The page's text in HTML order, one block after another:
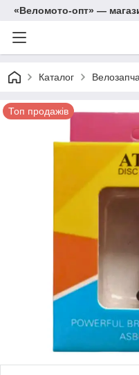
«Веломото-опт» —
Каталог
Топ продажів